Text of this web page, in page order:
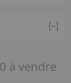
à vendre